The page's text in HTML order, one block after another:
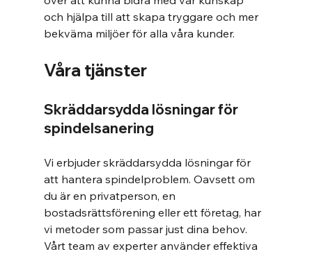
och hjälpa till att skapa tryggare och mer
bekväma miljöer för alla våra kunder.
Våra tjänster
Skräddarsydda lösningar för
spindelsanering
Vi erbjuder skräddarsydda lösningar för
att hantera spindelproblem. Oavsett om
du är en privatperson, en
bostadsrättsförening eller ett företag, har
vi metoder som passar just dina behov.
Vårt team av experter använder effektiva